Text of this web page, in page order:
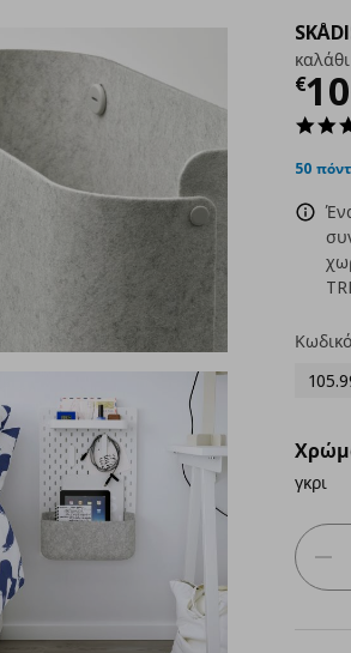
€10
50
γκρι